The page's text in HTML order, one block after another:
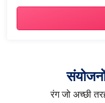
रंग जो अच्छी